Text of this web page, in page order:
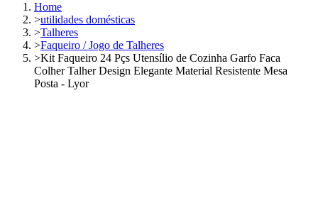
Home
>utilidades domésticas
>Talheres
>Faqueiro / Jogo de Talheres
>Kit Faqueiro 24 Pçs Utensílio de Cozinha Garfo Faca
Colher Talher Design Elegante Material Resistente Mesa
Posta - Lyor